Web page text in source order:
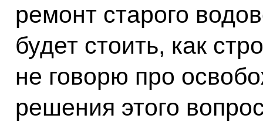
ремонт старого
будет стоить, как
не говорю про
решения этого